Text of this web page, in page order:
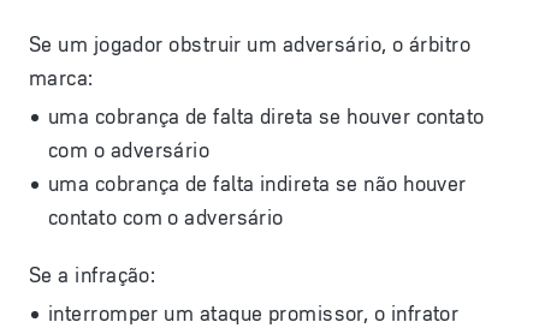
Se um jogador obstruir um adversário, o árbitro
marca:
uma cobrança de falta direta se houver contato
com o adversário
uma cobrança de falta indireta se não houver
contato com o adversário
Se a infração:
interromper um ataque promissor, o infrator